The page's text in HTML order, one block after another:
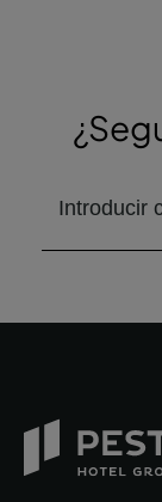
correo